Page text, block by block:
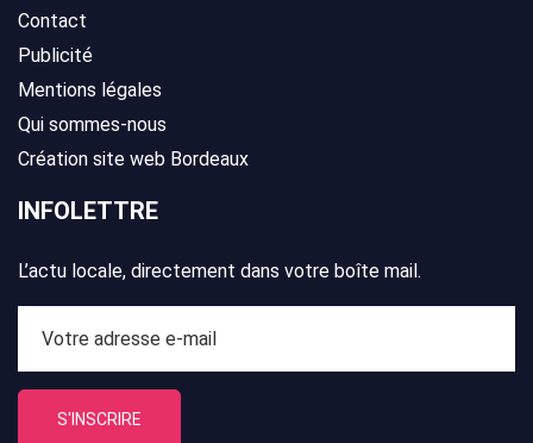
Contact
Publicité
Mentions légales
Qui sommes-nous
Création site web Bordeaux
INFOLETTRE
L’actu locale, directement dans votre boîte mail.
S'INSCRIRE